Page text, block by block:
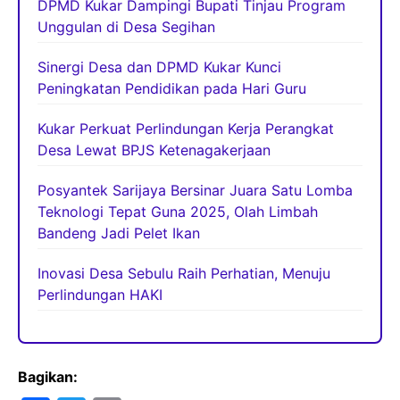
DPMD Kukar Dampingi Bupati Tinjau Program
Unggulan di Desa Segihan
Sinergi Desa dan DPMD Kukar Kunci
Peningkatan Pendidikan pada Hari Guru
Kukar Perkuat Perlindungan Kerja Perangkat
Desa Lewat BPJS Ketenagakerjaan
Posyantek Sarijaya Bersinar Juara Satu Lomba
Teknologi Tepat Guna 2025, Olah Limbah
Bandeng Jadi Pelet Ikan
Inovasi Desa Sebulu Raih Perhatian, Menuju
Perlindungan HAKI
Bagikan: